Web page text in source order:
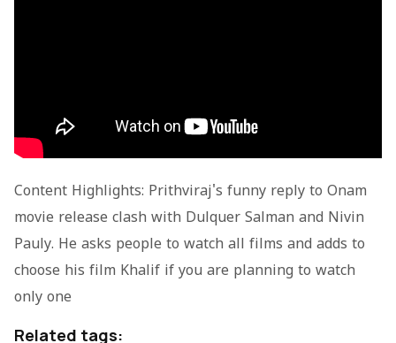
Content Highlights: Prithviraj's funny reply to Onam
movie release clash with Dulquer Salman and Nivin
Pauly. He asks people to watch all films and adds to
choose his film Khalif if you are planning to watch
only one
Related tags: